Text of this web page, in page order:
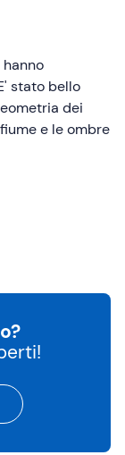
stato bello
dei
e le ombre